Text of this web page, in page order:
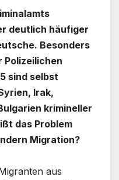
deutlich häufiger
Besonders
Polizeilichen
sind selbst
Irak,
krimineller
das Problem
Migration?
aus